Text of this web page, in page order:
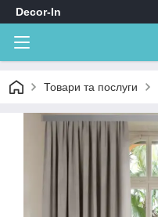
Decor-In
Товари та послуги